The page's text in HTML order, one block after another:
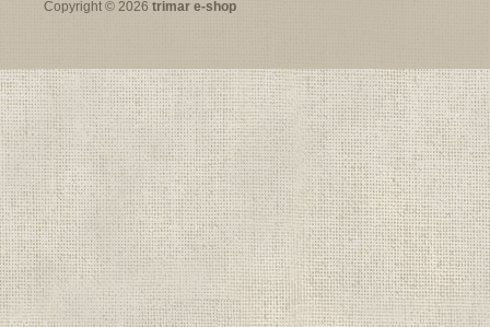
Copyright © 2026 trimar e-shop